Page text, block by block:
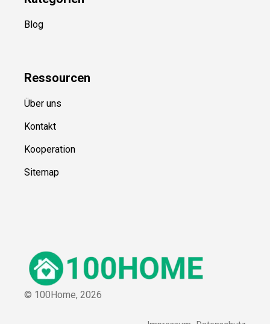
Blog
Ressourcen
Über uns
Kontakt
Kooperation
Sitemap
© 100Home, 2026